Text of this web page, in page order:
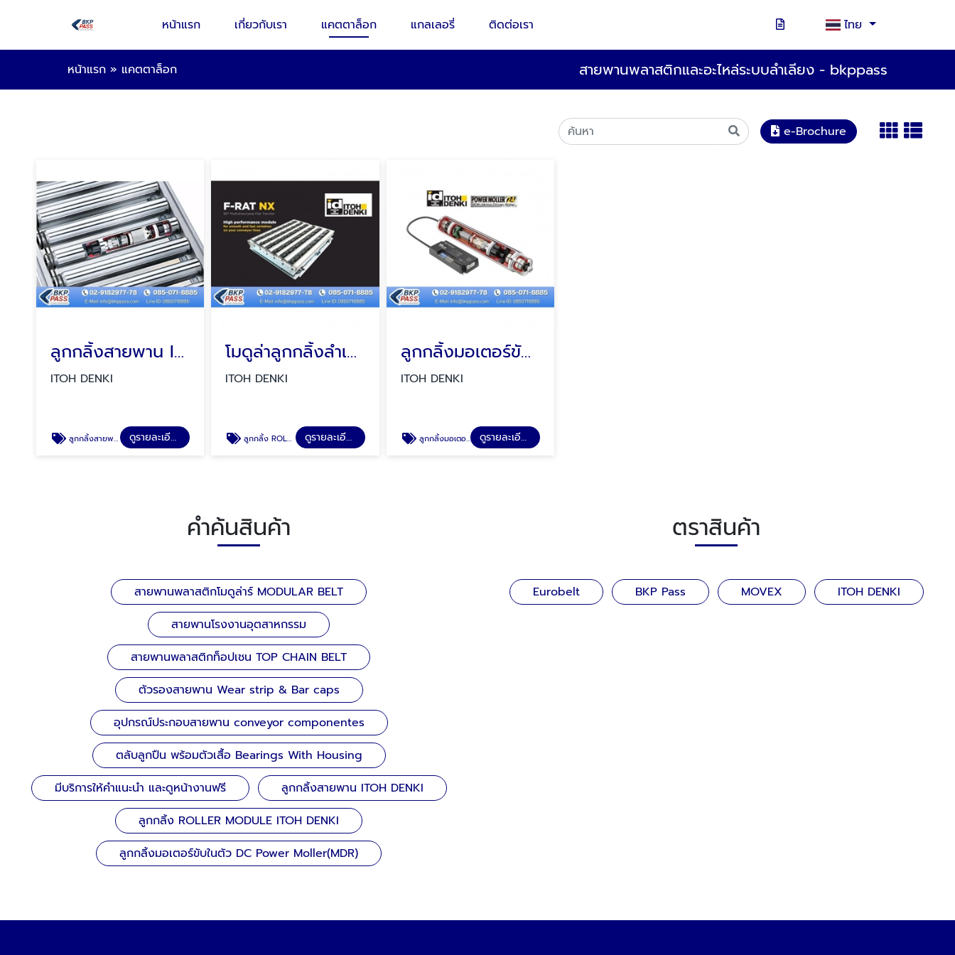
หน้าแรก เกี่ยวกับเรา แคตตาล็อก แกลเลอรี่ ติดต่อเรา ไทย
หน้าแรก » แคตตาล็อก สายพานพลาสติกและอะไหล่ระบบลำเลียง - bkppass
e-Brochure
ลูกกลิ้งสายพาน ITOH DENKI (Roller)
ITOH DENKI
ลูกกลิ้งสายพาน ITOH DENKI ดูรายละเอียด
โมดูล่าลูกกลิ้งลำเลียง Roller Modula ITOH DENKI
ITOH DENKI
ลูกกลิ้ง ROLLER MODULE ITOH DENKI ดูรายละเอียด
ลูกกลิ้งมอเตอร์ขับในตัว DC Power Moller(MDR)
ITOH DENKI
ลูกกลิ้งมอเตอร์ขับในตัว DC Power Moller(MDR) ดูรายละเอียด
คำค้นสินค้า
สายพานพลาสติกโมดูล่าร์ MODULAR BELT
สายพานโรงงานอุตสาหกรรม
สายพานพลาสติกท็อปเชน TOP CHAIN BELT
ตัวรองสายพาน Wear strip & Bar caps
อุปกรณ์ประกอบสายพาน conveyor componentes
ตลับลูกปืน พร้อมตัวเสื้อ Bearings With Housing
มีบริการให้คำแนะนำ และดูหน้างานฟรี
ลูกกลิ้งสายพาน ITOH DENKI
ลูกกลิ้ง ROLLER MODULE ITOH DENKI
ลูกกลิ้งมอเตอร์ขับในตัว DC Power Moller(MDR)
ตราสินค้า
Eurobelt BKP Pass MOVEX ITOH DENKI